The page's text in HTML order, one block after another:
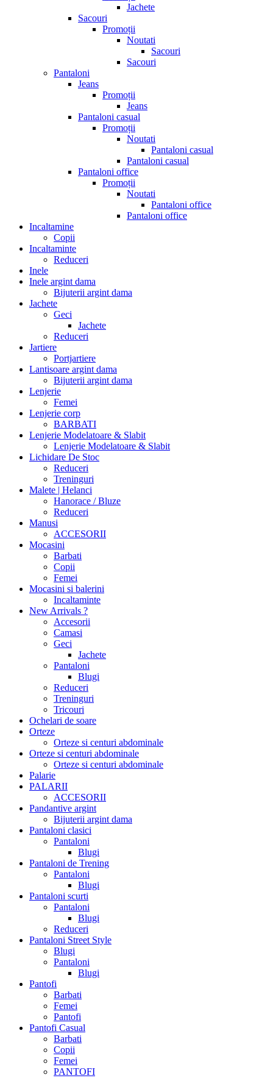
Jachete
Sacouri
Promoții
Noutati
Sacouri
Sacouri
Pantaloni
Jeans
Promoții
Jeans
Pantaloni casual
Promoții
Noutati
Pantaloni casual
Pantaloni casual
Pantaloni office
Promoții
Noutati
Pantaloni office
Pantaloni office
Incaltamine
Copii
Incaltaminte
Reduceri
Inele
Inele argint dama
Bijuterii argint dama
Jachete
Geci
Jachete
Reduceri
Jartiere
Portjartiere
Lantisoare argint dama
Bijuterii argint dama
Lenjerie
Femei
Lenjerie corp
BARBATI
Lenjerie Modelatoare & Slabit
Lenjerie Modelatoare & Slabit
Lichidare De Stoc
Reduceri
Treninguri
Malete | Helanci
Hanorace / Bluze
Reduceri
Manusi
ACCESORII
Mocasini
Barbati
Copii
Femei
Mocasini si balerini
Incaltaminte
New Arrivals ?
Accesorii
Camasi
Geci
Jachete
Pantaloni
Blugi
Reduceri
Treninguri
Tricouri
Ochelari de soare
Orteze
Orteze si centuri abdominale
Orteze si centuri abdominale
Orteze si centuri abdominale
Palarie
PALARII
ACCESORII
Pandantive argint
Bijuterii argint dama
Pantaloni clasici
Pantaloni
Blugi
Pantaloni de Trening
Pantaloni
Blugi
Pantaloni scurti
Pantaloni
Blugi
Reduceri
Pantaloni Street Style
Blugi
Pantaloni
Blugi
Pantofi
Barbati
Femei
Pantofi
Pantofi Casual
Barbati
Copii
Femei
PANTOFI